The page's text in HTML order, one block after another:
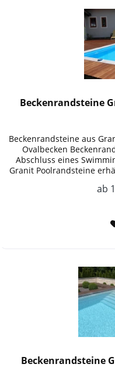
Beckenrandsteine
Beckenrandsteine aus
Ovalbecken
Abschluss eines
Granit Poolrandsteine
ab
Beckenrandsteine